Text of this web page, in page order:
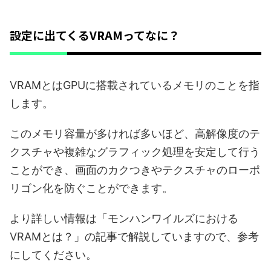
設定に出てくるVRAMってなに？
VRAMとはGPUに搭載されているメモリのことを指
します。
このメモリ容量が多ければ多いほど、高解像度のテ
クスチャや複雑なグラフィック処理を安定して行う
ことができ、画面のカクつきやテクスチャのローポ
リゴン化を防ぐことができます。
より詳しい情報は「モンハンワイルズにおける
VRAMとは？」の記事で解説していますので、参考
にしてください。